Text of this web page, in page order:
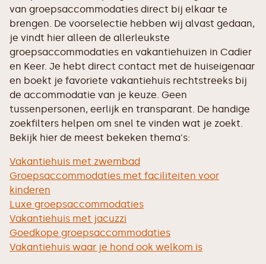
van groepsaccommodaties direct bij elkaar te
brengen. De voorselectie hebben wij alvast gedaan,
je vindt hier alleen de allerleukste
groepsaccommodaties en vakantiehuizen in Cadier
en Keer. Je hebt direct contact met de huiseigenaar
en boekt je favoriete vakantiehuis rechtstreeks bij
de accommodatie van je keuze. Geen
tussenpersonen, eerlijk en transparant. De handige
zoekfilters helpen om snel te vinden wat je zoekt.
Bekijk hier de meest bekeken thema's:
Vakantiehuis met zwembad
Groepsaccommodaties met faciliteiten voor
kinderen
Luxe groepsaccommodaties
Vakantiehuis met jacuzzi
Goedkope groepsaccommodaties
Vakantiehuis waar je hond ook welkom is